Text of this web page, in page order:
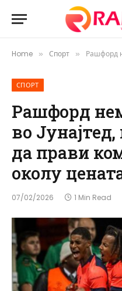
Home » Спорт » Рашфорд нема да
СПОРТ
Рашфорд
во
да прави
околу
07/02/2026 1 Min Read